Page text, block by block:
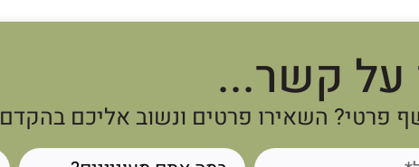
על קשר...
פרטי? השאירו פרטים ונשוב אליכם בהקדם